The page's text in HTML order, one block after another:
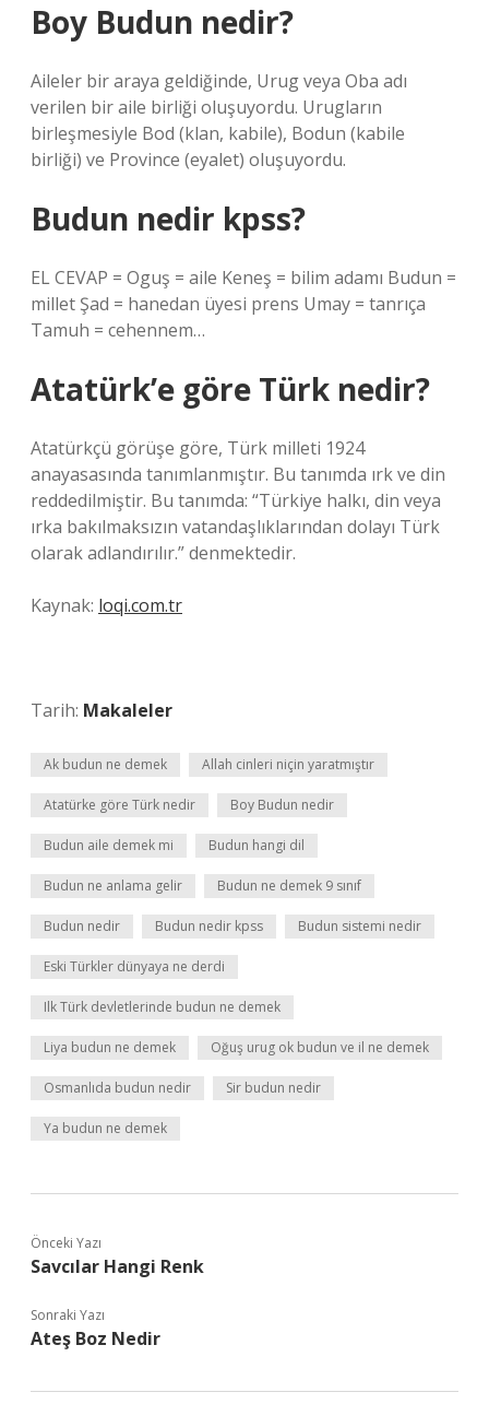
Boy Budun nedir?
Aileler bir araya geldiğinde, Urug veya Oba adı
verilen bir aile birliği oluşuyordu. Urugların
birleşmesiyle Bod (klan, kabile), Bodun (kabile
birliği) ve Province (eyalet) oluşuyordu.
Budun nedir kpss?
EL CEVAP = Oguş = aile Keneş = bilim adamı Budun =
millet Şad = hanedan üyesi prens Umay = tanrıça
Tamuh = cehennem…
Atatürk’e göre Türk nedir?
Atatürkçü görüşe göre, Türk milleti 1924
anayasasında tanımlanmıştır. Bu tanımda ırk ve din
reddedilmiştir. Bu tanımda: “Türkiye halkı, din veya
ırka bakılmaksızın vatandaşlıklarından dolayı Türk
olarak adlandırılır.” denmektedir.
Kaynak: loqi.com.tr
Tarih: Makaleler
Ak budun ne demek Allah cinleri niçin yaratmıştır
Atatürke göre Türk nedir Boy Budun nedir
Budun aile demek mi Budun hangi dil
Budun ne anlama gelir Budun ne demek 9 sınıf
Budun nedir Budun nedir kpss Budun sistemi nedir
Eski Türkler dünyaya ne derdi
Ilk Türk devletlerinde budun ne demek
Liya budun ne demek Oğuş urug ok budun ve il ne demek
Osmanlıda budun nedir Sir budun nedir
Ya budun ne demek
Önceki Yazı
Savcılar Hangi Renk
Sonraki Yazı
Ateş Boz Nedir